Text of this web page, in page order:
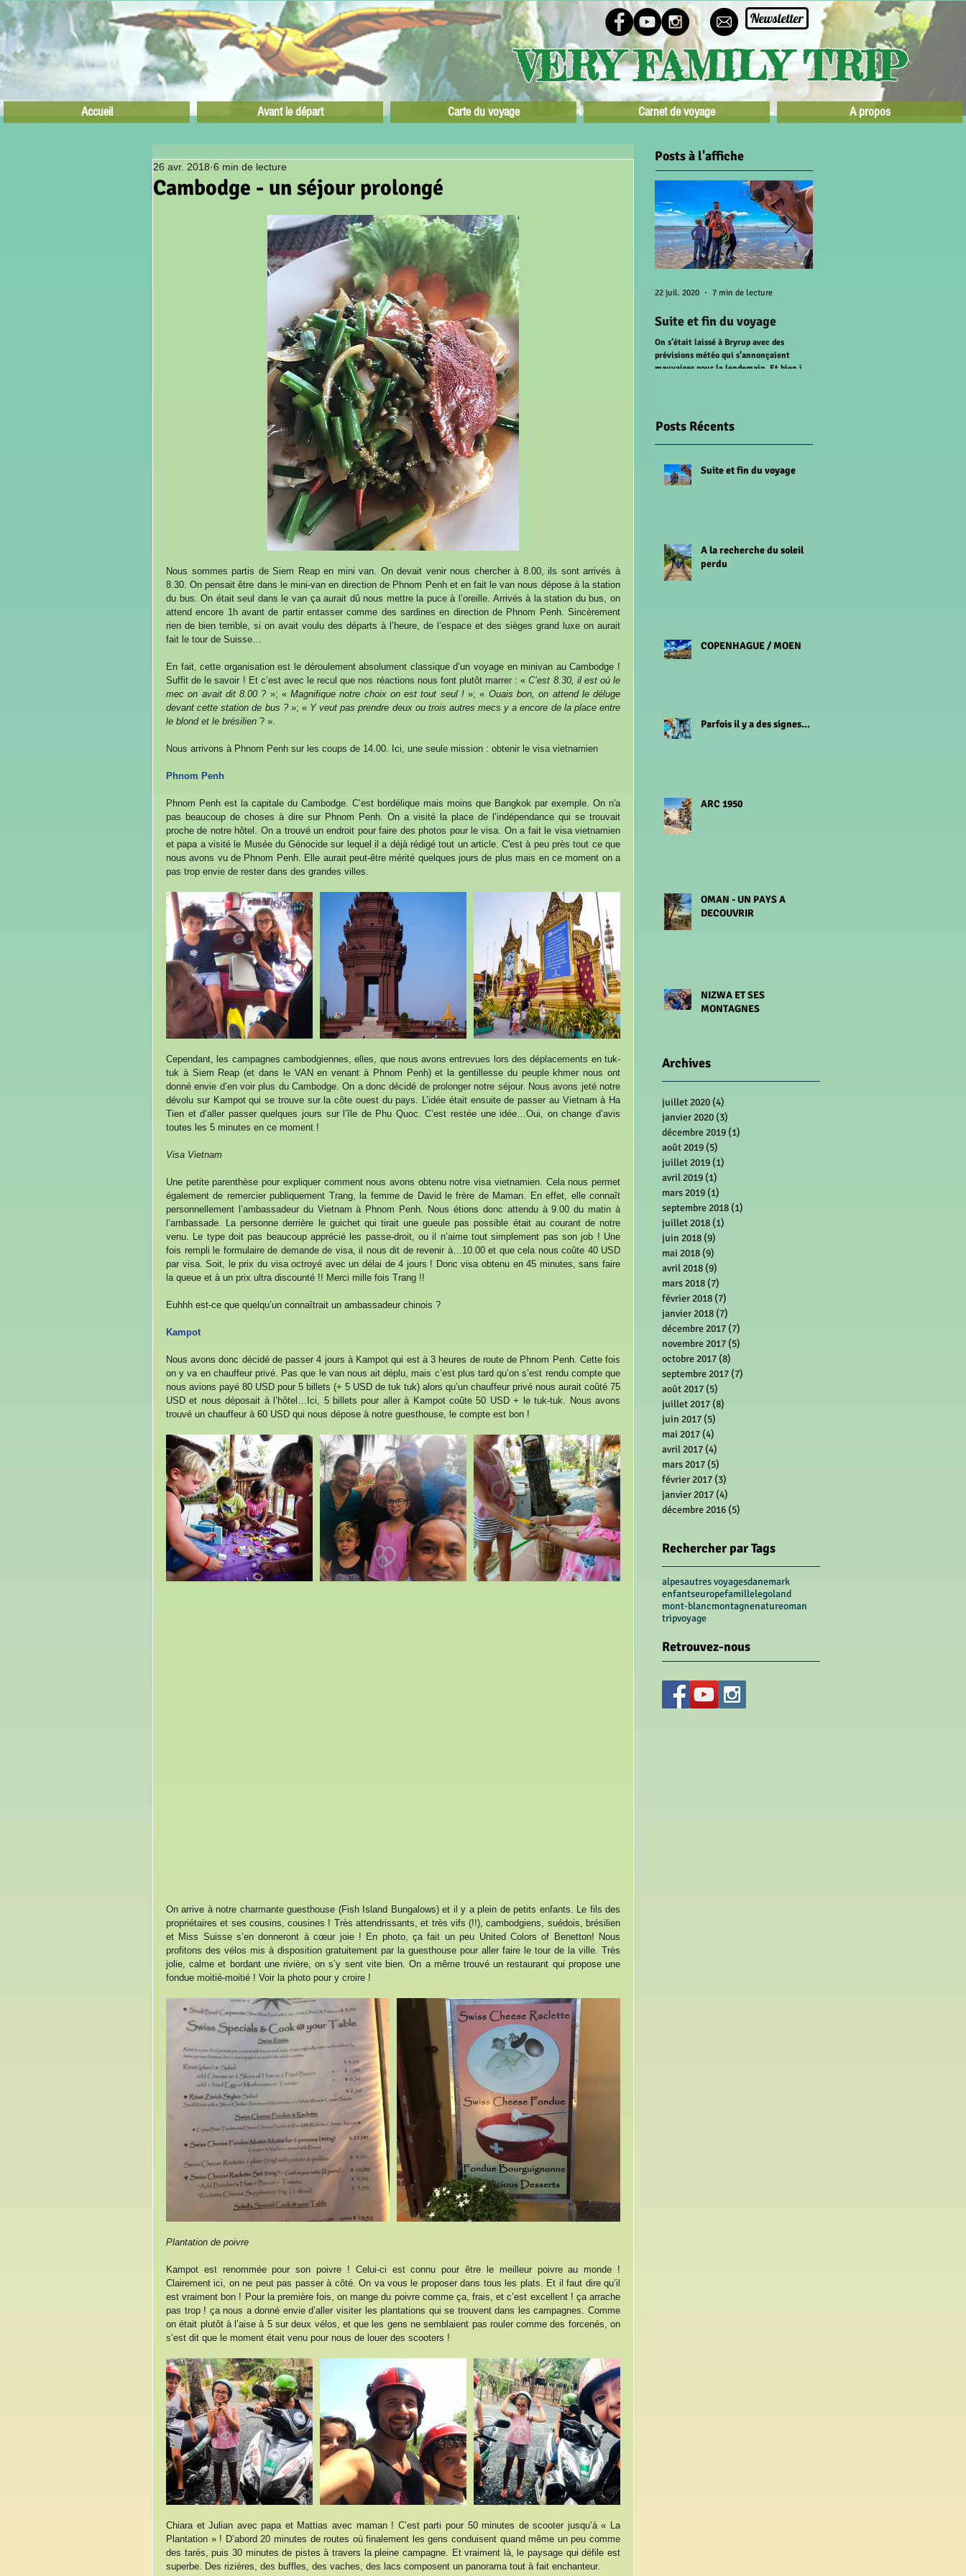
Accueil Avant le départ Carte du voyage Carnet de voyage A propos
VERY FAMILY TRIP
Newsletter
Cambodge - un séjour prolongé
26 avr. 2018 6 min de lecture
Nous sommes partis de Siem Reap en mini van. On devait venir nous chercher à 8.00, ils sont arrivés à
8.30. On pensait être dans le mini-van en direction de Phnom Penh et en fait le van nous dépose à la station
du bus. On était seul dans le van ça aurait dû nous mettre la puce à l’oreille. Arrivés à la station du bus, on
attend encore 1h avant de partir entasser comme des sardines en direction de Phnom Penh. Sincèrement
rien de bien terrible, si on avait voulu des départs à l’heure, de l’espace et des sièges grand luxe on aurait
fait le tour de Suisse…
En fait, cette organisation est le déroulement absolument classique d’un voyage en minivan au Cambodge !
Suffit de le savoir ! Et c’est avec le recul que nos réactions nous font plutôt marrer : « C’est 8.30, il est où le
mec on avait dit 8.00 ? »; « Magnifique notre choix on est tout seul ! »; « Ouais bon, on attend le déluge
devant cette station de bus ? »; « Y veut pas prendre deux ou trois autres mecs y a encore de la place entre
le blond et le brésilien ? ».
Nous arrivons à Phnom Penh sur les coups de 14.00. Ici, une seule mission : obtenir le visa vietnamien
Phnom Penh
Phnom Penh est la capitale du Cambodge. C’est bordélique mais moins que Bangkok par exemple. On n'a
pas beaucoup de choses à dire sur Phnom Penh. On a visité la place de l’indépendance qui se trouvait
proche de notre hôtel. On a trouvé un endroit pour faire des photos pour le visa. On a fait le visa vietnamien
et papa a visité le Musée du Génocide sur lequel il a déjà rédigé tout un article. C'est à peu près tout ce que
nous avons vu de Phnom Penh. Elle aurait peut-être mérité quelques jours de plus mais en ce moment on a
pas trop envie de rester dans des grandes villes.
Cependant, les campagnes cambodgiennes, elles, que nous avons entrevues lors des déplacements en tuk-
tuk à Siem Reap (et dans le VAN en venant à Phnom Penh) et la gentillesse du peuple khmer nous ont
donné envie d’en voir plus du Cambodge. On a donc décidé de prolonger notre séjour. Nous avons jeté notre
dévolu sur Kampot qui se trouve sur la côte ouest du pays. L’idée était ensuite de passer au Vietnam à Ha
Tien et d’aller passer quelques jours sur l’île de Phu Quoc. C’est restée une idée…Oui, on change d’avis
toutes les 5 minutes en ce moment !
Visa Vietnam
Une petite parenthèse pour expliquer comment nous avons obtenu notre visa vietnamien. Cela nous permet
également de remercier publiquement Trang, la femme de David le frère de Maman. En effet, elle connaît
personnellement l’ambassadeur du Vietnam à Phnom Penh. Nous étions donc attendu à 9.00 du matin à
l’ambassade. La personne derrière le guichet qui tirait une gueule pas possible était au courant de notre
venu. Le type doit pas beaucoup apprécié les passe-droit, ou il n’aime tout simplement pas son job ! Une
fois rempli le formulaire de demande de visa, il nous dit de revenir à…10.00 et que cela nous coûte 40 USD
par visa. Soit, le prix du visa octroyé avec un délai de 4 jours ! Donc visa obtenu en 45 minutes, sans faire
la queue et à un prix ultra discounté !! Merci mille fois Trang !!
Euhhh est-ce que quelqu’un connaîtrait un ambassadeur chinois ?
Kampot
Nous avons donc décidé de passer 4 jours à Kampot qui est à 3 heures de route de Phnom Penh. Cette fois
on y va en chauffeur privé. Pas que le van nous ait déplu, mais c’est plus tard qu’on s’est rendu compte que
nous avions payé 80 USD pour 5 billets (+ 5 USD de tuk tuk) alors qu’un chauffeur privé nous aurait coûté 75
USD et nous déposait à l’hôtel…Ici, 5 billets pour aller à Kampot coûte 50 USD + le tuk-tuk. Nous avons
trouvé un chauffeur à 60 USD qui nous dépose à notre guesthouse, le compte est bon !
On arrive à notre charmante guesthouse (Fish Island Bungalows) et il y a plein de petits enfants. Le fils des
propriétaires et ses cousins, cousines ! Très attendrissants, et très vifs (!!), cambodgiens, suédois, brésilien
et Miss Suisse s’en donneront à cœur joie ! En photo, ça fait un peu United Colors of Benetton! Nous
profitons des vélos mis à disposition gratuitement par la guesthouse pour aller faire le tour de la ville. Très
jolie, calme et bordant une rivière, on s’y sent vite bien. On a même trouvé un restaurant qui propose une
fondue moitié-moitié ! Voir la photo pour y croire !
Plantation de poivre
Kampot est renommée pour son poivre ! Celui-ci est connu pour être le meilleur poivre au monde !
Clairement ici, on ne peut pas passer à côté. On va vous le proposer dans tous les plats. Et il faut dire qu’il
est vraiment bon ! Pour la première fois, on mange du poivre comme ça, frais, et c’est excellent ! ça arrache
pas trop ! ça nous a donné envie d’aller visiter les plantations qui se trouvent dans les campagnes. Comme
on était plutôt à l’aise à 5 sur deux vélos, et que les gens ne semblaient pas rouler comme des forcenés, on
s’est dit que le moment était venu pour nous de louer des scooters !
Chiara et Julian avec papa et Mattias avec maman ! C’est parti pour 50 minutes de scooter jusqu’à « La
Plantation » ! D’abord 20 minutes de routes où finalement les gens conduisent quand même un peu comme
des tarés, puis 30 minutes de pistes à travers la pleine campagne. Et vraiment là, le paysage qui défile est
superbe. Des rizières, des buffles, des vaches, des lacs composent un panorama tout à fait enchanteur.
Posts à l'affiche
Suite et fin du voyage
On s’était laissé à Bryrup avec des
prévisions météo qui s’annonçaient
mauvaises pour le lendemain. Et bien il a
22 juil. 2020 7 min de lecture
Posts Récents
Suite et fin du voyage
A la recherche du soleil
perdu
COPENHAGUE / MOEN
Parfois il y a des signes...
ARC 1950
OMAN - UN PAYS A
DECOUVRIR
NIZWA ET SES
MONTAGNES
Archives
juillet 2020 (4)
janvier 2020 (3)
décembre 2019 (1)
août 2019 (5)
juillet 2019 (1)
avril 2019 (1)
mars 2019 (1)
septembre 2018 (1)
juillet 2018 (1)
juin 2018 (9)
mai 2018 (9)
avril 2018 (9)
mars 2018 (7)
février 2018 (7)
janvier 2018 (7)
décembre 2017 (7)
novembre 2017 (5)
octobre 2017 (8)
septembre 2017 (7)
août 2017 (5)
juillet 2017 (8)
juin 2017 (5)
mai 2017 (4)
avril 2017 (4)
mars 2017 (5)
février 2017 (3)
janvier 2017 (4)
décembre 2016 (5)
Rechercher par Tags
alpesautres voyagesdanemark
enfantseuropefamillelegoland
mont-blancmontagnenatureoman
tripvoyage
Retrouvez-nous